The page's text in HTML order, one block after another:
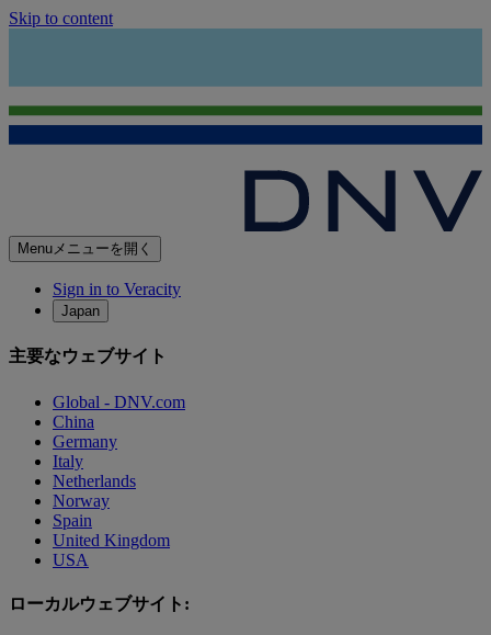
Skip to content
Menuメニューを開く
Sign in to Veracity
Japan
主要なウェブサイト
Global - DNV.com
China
Germany
Italy
Netherlands
Norway
Spain
United Kingdom
USA
ローカルウェブサイト: